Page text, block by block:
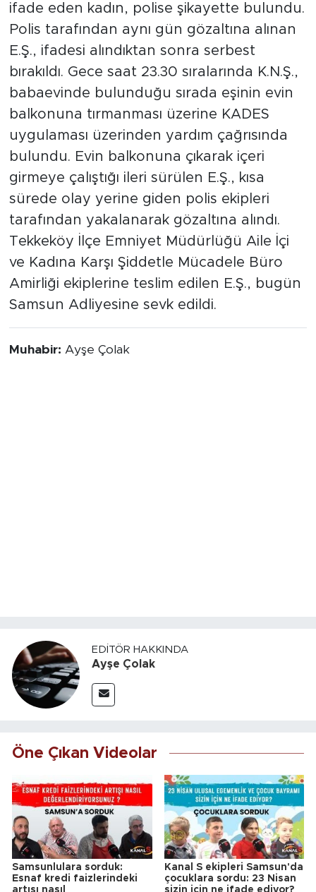
ifade eden kadın, polise şikayette bulundu.
Polis tarafından aynı gün gözaltına alınan
E.Ş., ifadesi alındıktan sonra serbest
bırakıldı. Gece saat 23.30 sıralarında K.N.Ş.,
babaevinde bulunduğu sırada eşinin evin
balkonuna tırmanması üzerine KADES
uygulaması üzerinden yardım çağrısında
bulundu. Evin balkonuna çıkarak içeri
girmeye çalıştığı ileri sürülen E.Ş., kısa
sürede olay yerine giden polis ekipleri
tarafından yakalanarak gözaltına alındı.
Tekkeköy İlçe Emniyet Müdürlüğü Aile İçi
ve Kadına Karşı Şiddetle Mücadele Büro
Amirliği ekiplerine teslim edilen E.Ş., bugün
Samsun Adliyesine sevk edildi.
Muhabir: Ayşe Çolak
EDITÖR HAKKINDA
Ayşe Çolak
Öne Çıkan Videolar
Samsunlulara sorduk:
Esnaf kredi faizlerindeki
artışı nasıl
Kanal S ekipleri Samsun'da
çocuklara sordu: 23 Nisan
sizin için ne ifade ediyor?